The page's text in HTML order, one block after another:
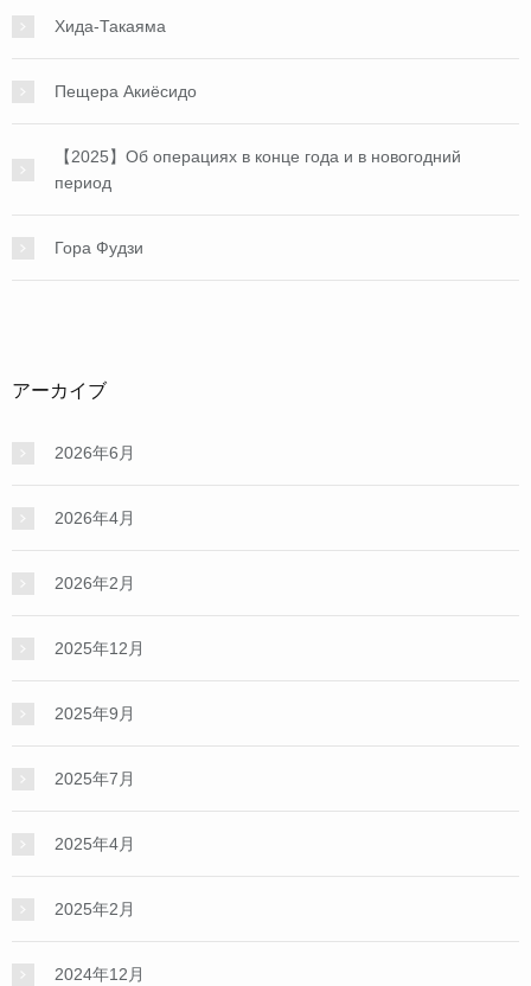
Хида-Такаяма
Пещера Акиёсидо
【2025】Об операциях в конце года и в новогодний
период
Гора Фудзи
アーカイブ
2026年6月
2026年4月
2026年2月
2025年12月
2025年9月
2025年7月
2025年4月
2025年2月
2024年12月